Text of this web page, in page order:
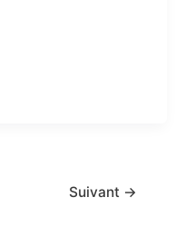
Suivant →